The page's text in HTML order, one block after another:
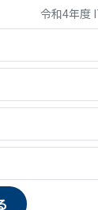
令和4年度